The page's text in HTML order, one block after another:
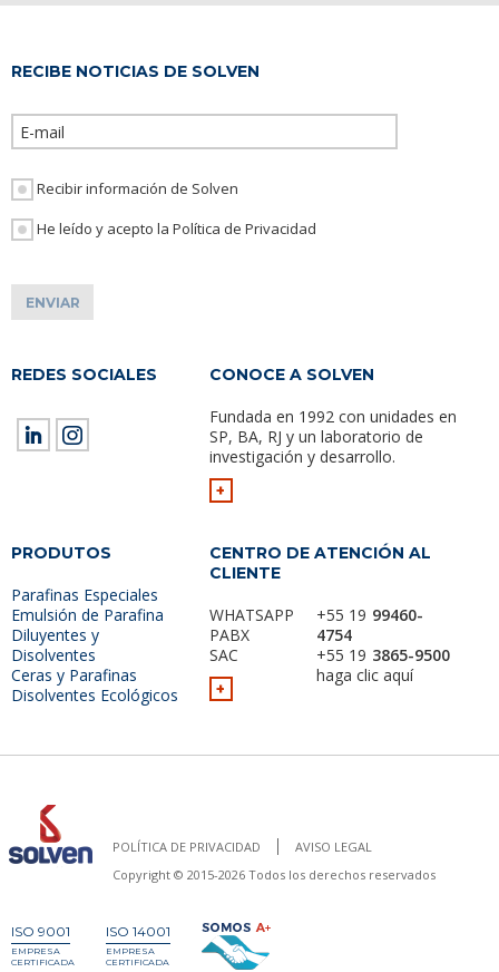
RECIBE NOTICIAS DE SOLVEN
Recibir información de Solven
He leído y acepto la Política de Privacidad
REDES SOCIALES CONOCE A SOLVEN
Fundada en 1992 con unidades en
SP, BA, RJ y un laboratorio de
investigación y desarrollo.
+
PRODUTOS
Parafinas Especiales
Emulsión de Parafina
Diluyentes y
Disolventes
Ceras y Parafinas
Disolventes Ecológicos
CENTRO DE ATENCIÓN AL
CLIENTE
WHATSAPP
PABX
SAC
+
+55 19 99460-
4754
+55 19 3865-9500
haga clic aquí
POLÍTICA DE PRIVACIDAD
AVISO LEGAL
Copyright © 2015-2026 Todos los derechos reservados
ISO 9001
EMPRESA
CERTIFICADA
ISO 14001
EMPRESA
CERTIFICADA